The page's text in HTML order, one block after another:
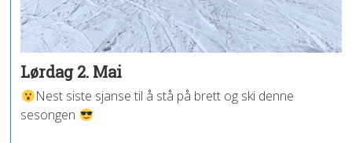
Lørdag 2. Mai
Nest siste sjanse til å stå på brett og ski denne
sesongen